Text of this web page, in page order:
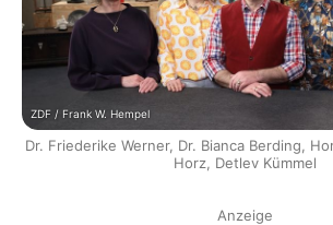
ZDF / Frank W. Hempel
Dr. Friederike Werner, Dr. Bianca Berding,
Horz, Detlev Kümmel
Anzeige